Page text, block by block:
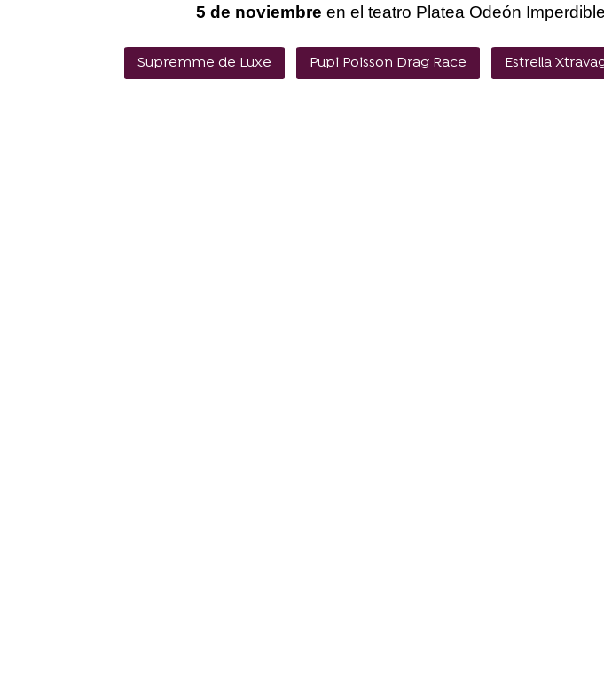
5 de noviembre en el teatro Platea Odeón
Supremme de Luxe Pupi Poisson Drag Race Estrella